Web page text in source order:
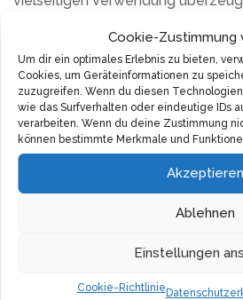
Cookie-Zustimmung
Um dir ein optimales Erlebnis zu bieten,
Cookies, um Geräteinformationen zu
zuzugreifen. Wenn du diesen
wie das Surfverhalten oder eindeutige IDs
verarbeiten. Wenn du deine Zustimmung
können bestimmte Merkmale und
Akzeptieren
Ablehnen
Einstellungen
Cookie-Richtlinie
Wenn Sie auf der Suche nach
aromatischen BIO-Chilischoten
feurigen Schoten die richtige
eignen sich besonders gut für
Rezepte, bereichern aber auch
Entdecken Sie das ausgeprägte
speziellen Chilischoten und nutzen
Die geschroteten BIO-